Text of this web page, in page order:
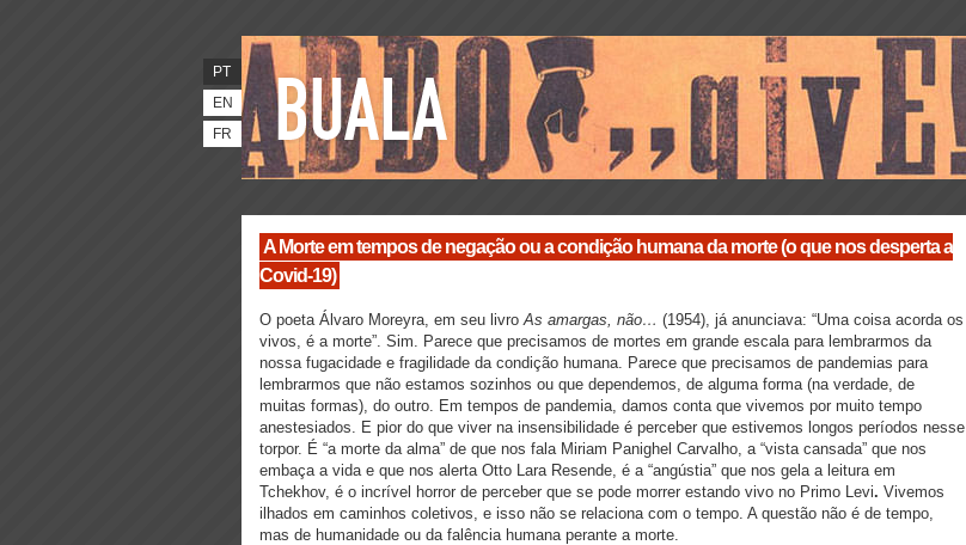
PT
EN
FR
A Morte em tempos de negação ou a condição humana da morte (o que nos desperta a
Covid-19)
O poeta Álvaro Moreyra, em seu livroAs amargas, não… (1954), já anunciava: “Uma coisa acorda os
vivos, é a morte”. Sim. Parece que precisamos de mortes em grande escala para lembrarmos da
nossa fugacidade e fragilidade da condição humana. Parece que precisamos de pandemias para
lembrarmos que não estamos sozinhos ou que dependemos, de alguma forma (na verdade, de
muitas formas), do outro. Em tempos de pandemia, damos conta que vivemos por muito tempo
anestesiados. E pior do que viver na insensibilidade é perceber que estivemos longos períodos nesse
torpor. É “a morte da alma” de que nos fala Miriam Panighel Carvalho, a “vista cansada” que nos
embaça a vida e que nos alerta Otto Lara Resende, é a “angústia” que nos gela a leitura em
Tchekhov, é o incrível horror de perceber que se pode morrer estando vivo no Primo Levi. Vivemos
ilhados em caminhos coletivos, e isso não se relaciona com o tempo. A questão não é de tempo,
mas de humanidade ou da falência humana perante a morte.